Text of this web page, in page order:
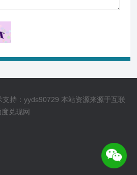
持：yyds90729 本站资源来源于互联
度兑现网